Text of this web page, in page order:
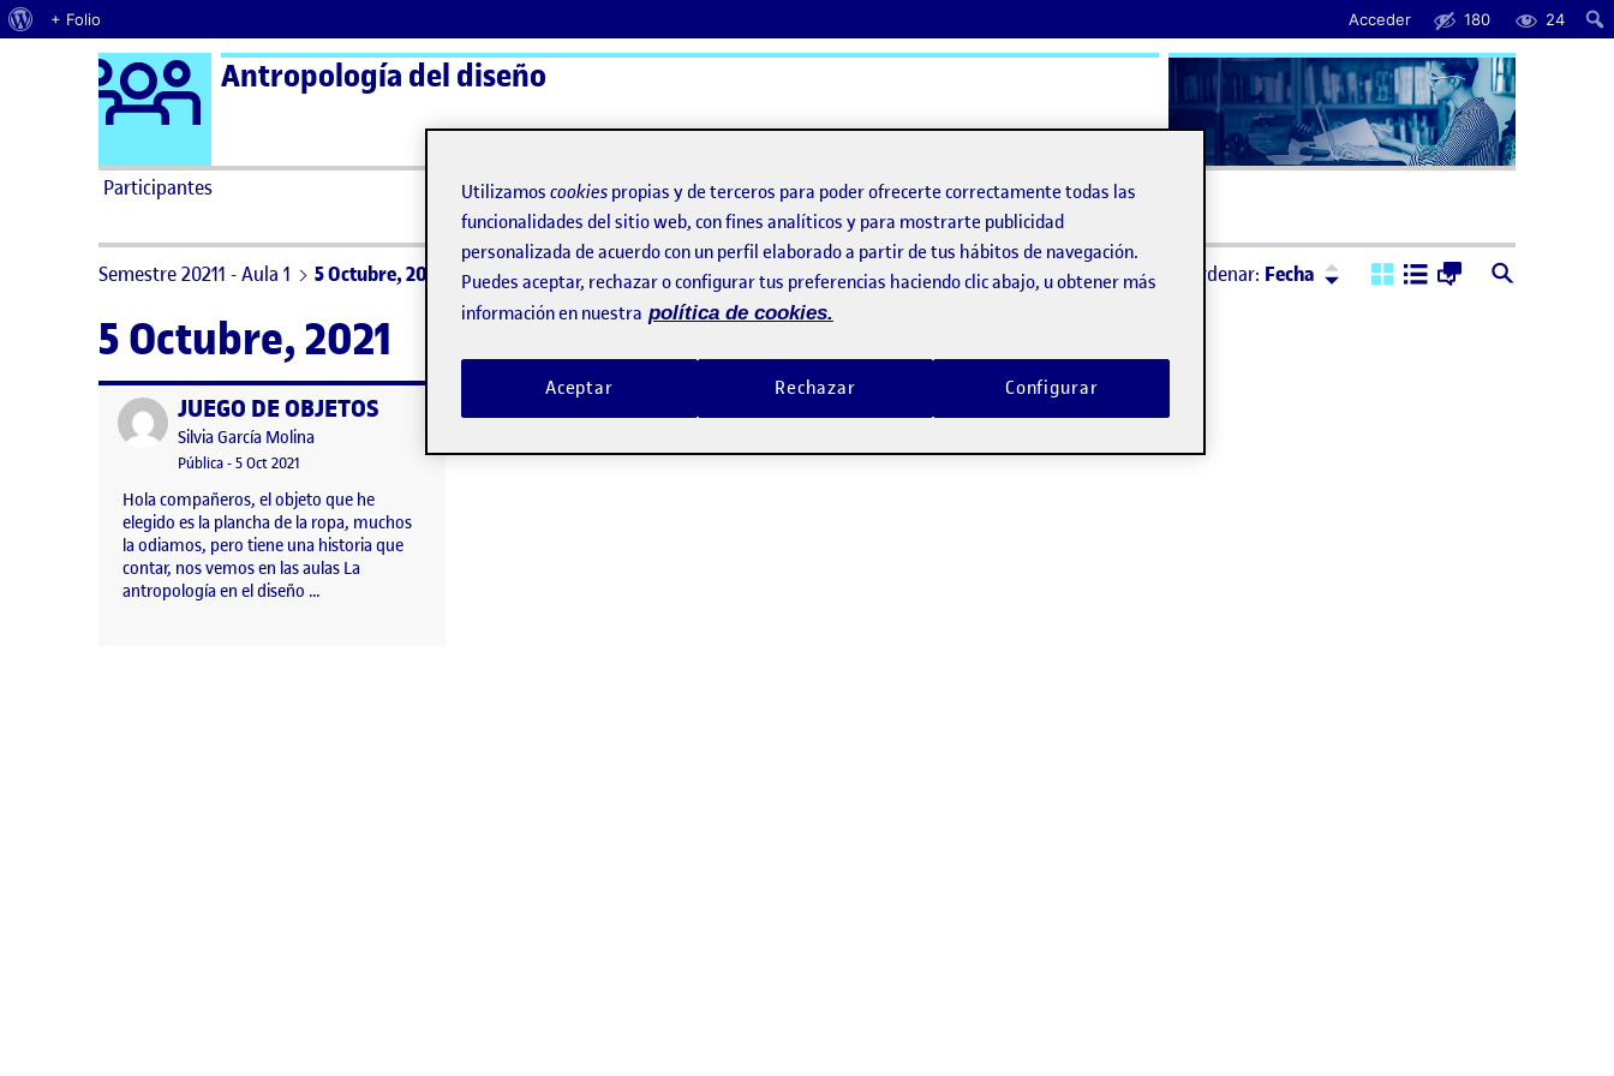
Acerca de WordPress
+ Folio Acceder 180 24
Saltar al contenido Logo Ágora
Antropología del diseño
Participantes ActiFolios Ayuda
Semestre 20211 - Aula 1 5 Octubre, 2021 Ordenar: Fecha Ordenar:Descendente
5 Octubre, 2021
Publicado porJUEGO DE OBJETOS
Publicado por
Silvia García Molina
Visibilidad:
Pública-Fecha de publicación
5 Oct 2021
Hola compañeros, el objeto que he
elegido es la plancha de la ropa, muchos
la odiamos, pero tiene una historia que
contar, nos vemos en las aulas La
antropología en el diseño …
Utilizamos cookies propias y de terceros para poder ofrecerte correctamente todas las
funcionalidades del sitio web, con fines analíticos y para mostrarte publicidad
personalizada de acuerdo con un perfil elaborado a partir de tus hábitos de navegación.
Puedes aceptar, rechazar o configurar tus preferencias haciendo clic abajo, u obtener más
información en nuestra política de cookies.
Rechazar
Aceptar Configurar